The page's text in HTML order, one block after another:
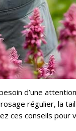
d’une
régulier, la
ces conseils